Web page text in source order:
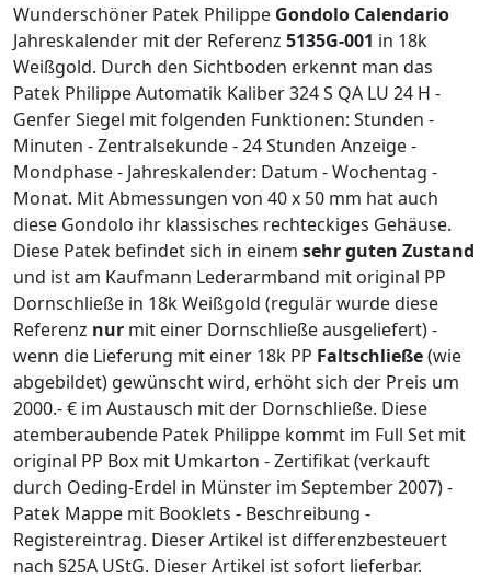
Wunderschöner Patek Philippe Gondolo Calendario
Jahreskalender mit der Referenz 5135G-001 in 18k
Weißgold. Durch den Sichtboden erkennt man das
Patek Philippe Automatik Kaliber 324 S QA LU 24 H -
Genfer Siegel mit folgenden Funktionen: Stunden -
Minuten - Zentralsekunde - 24 Stunden Anzeige -
Mondphase - Jahreskalender: Datum - Wochentag -
Monat. Mit Abmessungen von 40 x 50 mm hat auch
diese Gondolo ihr klassisches rechteckiges Gehäuse.
Diese Patek befindet sich in einem sehr guten Zustand
und ist am Kaufmann Lederarmband mit original PP
Dornschließe in 18k Weißgold (regulär wurde diese
Referenz nur mit einer Dornschließe ausgeliefert) -
wenn die Lieferung mit einer 18k PP Faltschließe(wie
abgebildet) gewünscht wird, erhöht sich der Preis um
2000.- € im Austausch mit der Dornschließe. Diese
atemberaubende Patek Philippe kommt im Full Set mit
original PP Box mit Umkarton - Zertifikat (verkauft
durch Oeding-Erdel in Münster im September 2007) -
Patek Mappe mit Booklets - Beschreibung -
Registereintrag. Dieser Artikel ist differenzbesteuert
nach §25A UStG. Dieser Artikel ist sofort lieferbar.